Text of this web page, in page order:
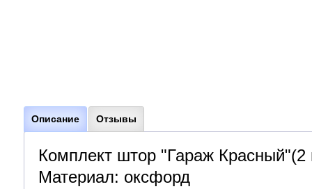
Описание Отзывы
Комплект штор "Гараж Красный"(2
Материал: оксфорд